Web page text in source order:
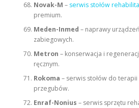
Novak-M – serwis stołów
premium.
Meden-Inmed – naprawy
zabiegowych.
Metron – konserwacja i
ręcznym.
Rokoma – serwis stołów do
przegubów.
Enraf-Nonius – serwis sprzętu